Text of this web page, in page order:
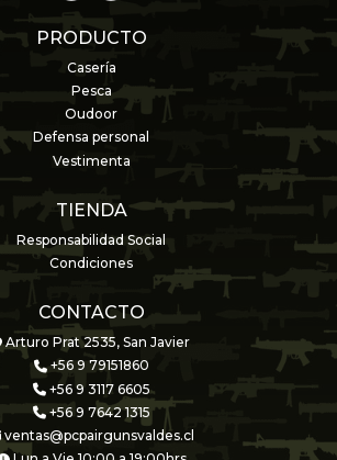
PRODUCTO
Casería
Pesca
Oudoor
Defensa personal
Vestimenta
TIENDA
Responsabilidad Social
Condiciones
CONTACTO
Arturo Prat 2535, San Javier
+56 9 79151860
+56 9 3117 6605
+56 9 7642 1315
ventas@pcpairgunsvaldes.cl